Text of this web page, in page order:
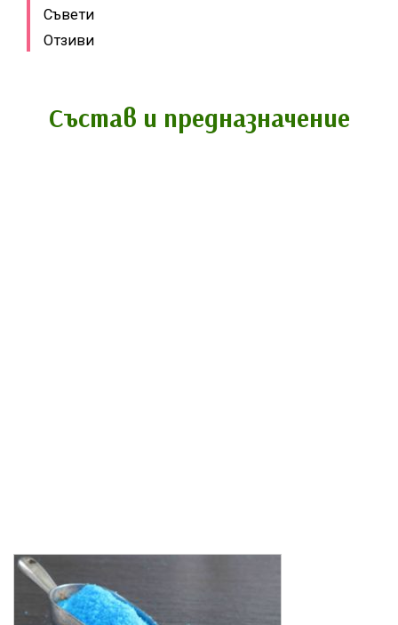
Съвети
Отзиви
Състав и предназначение